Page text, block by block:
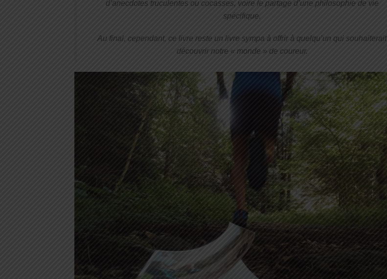
d’anecdotes truculentes ou cocasses, voire le partage d’une philosophie de vie
spécifique.
Au final, cependant, ce livre reste un livre sympa à offrir à quelqu’un qui souhaiterait
découvrir notre « monde » de coureur.